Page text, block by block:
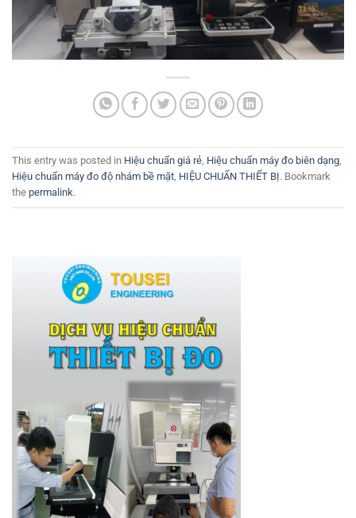
This entry was posted in Hiệu chuẩn giá rẻ, Hiệu chuẩn máy đo biên dạng,
Hiệu chuẩn máy đo độ nhám bề mặt, HIỆU CHUẨN THIẾT BỊ. Bookmark
the permalink.